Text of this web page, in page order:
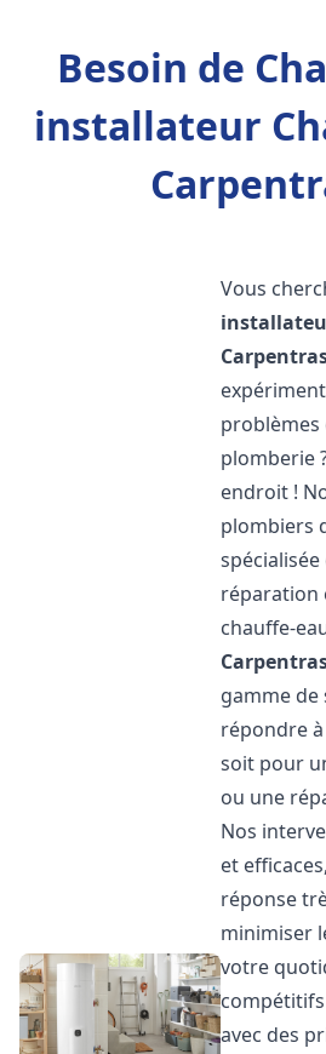
Besoin de
installateur
Vous
problèmes
plomberie
endroit !
plombiers
réparation
chauffe-
gamme de
répondre
soit pour
ou une
Nos
et
réponse
minimiser
votre
avec des